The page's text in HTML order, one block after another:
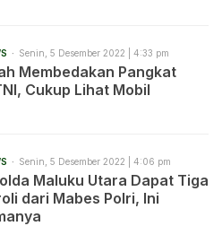
Senin, 5 Desember 2022 | 4:33 pm
Membedakan Pangkat
Cukup Lihat Mobil
Senin, 5 Desember 2022 | 4:06 pm
Maluku Utara Dapat Tiga
dari Mabes Polri, Ini